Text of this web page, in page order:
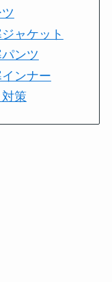
ャケット
パンツ
ンナー
策